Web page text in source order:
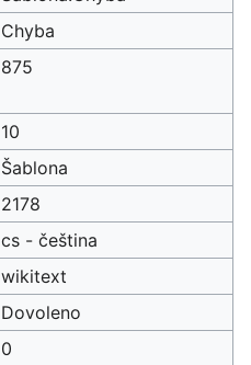
Chyba
875
10
Šablona
2178
cs - čeština
wikitext
Dovoleno
0